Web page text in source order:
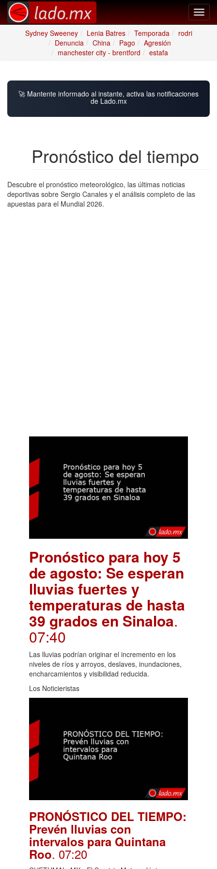
Sydney Sweeney
Lenia Batres Temporada
rodri
Denuncia
China Pago
Agresión
manchester city - brentford
estafa
🚀 Mantente informado al instante, activa las notificaciones
de Lado.mx
Pronóstico del tiempo
Descubre el pronóstico meteorológico, las últimas noticias
deportivas sobre Sergio Canales y el análisis completo de las
apuestas para el Mundial 2026.
Pronóstico para hoy 5
de agosto: Se esperan
lluvias fuertes y
temperaturas de hasta
39 grados en Sinaloa.
07:40
Las lluvias podrían originar el incremento en los
niveles de ríos y arroyos, deslaves, inundaciones,
encharcamientos y visibilidad reducida.
Los Noticieristas
PRONÓSTICO DEL TIEMPO:
Prevén lluvias con
intervalos para Quintana
Roo. 07:20